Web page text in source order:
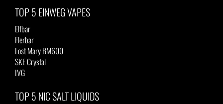
TOP 5 EINWEG VAPES
Elfbar
Flerbar
Lost Mary BM600
SKE Crystal
IVG
TOP 5 NIC SALT LIQUIDS